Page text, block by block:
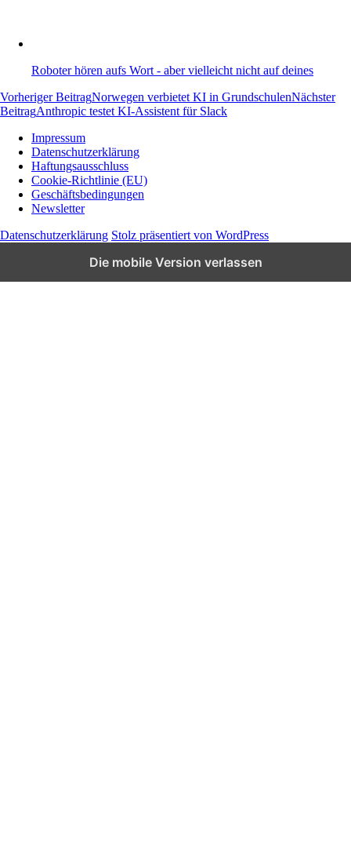
Roboter hören aufs Wort - aber vielleicht nicht auf deines
Beitragsnavigation
Vorheriger BeitragNorwegen verbietet KI in GrundschulenNächster
BeitragAnthropic testet KI-Assistent für Slack
Wissen und News zu KI, Social Media und
Co.
Impressum
Datenschutzerklärung
Haftungsausschluss
Cookie-Richtlinie (EU)
Geschäftsbedingungen
Newsletter
Datenschutzerklärung Stolz präsentiert von WordPress
Die mobile Version verlassen